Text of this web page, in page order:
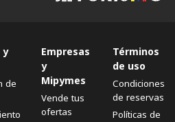
y
de
Empresas
y
Mipymes
Vende tus
ofertas
Términos
de uso
Condiciones
de reservas
Políticas de